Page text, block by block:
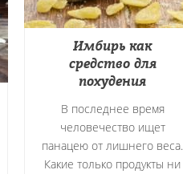
Имбирь как
средство для
похудения
В последнее время
человечество ищет
панацею от лишнего веса.
Какие только продукты ни